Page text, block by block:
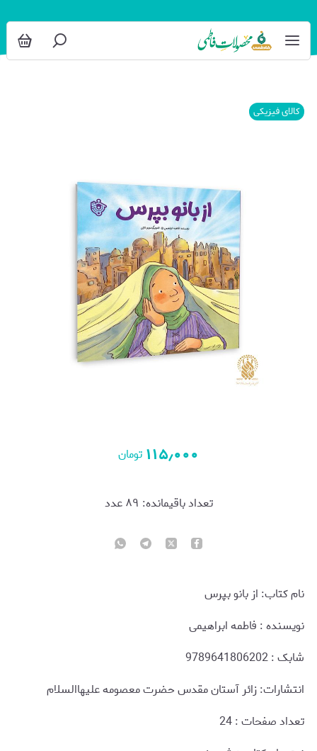
کالای فیزیکی
۱۱۵٫۰۰۰ تومان
تعداد باقیمانده: ۸۹عدد
نام کتاب: از بانو بپرس
نويسنده : فاطمه ابراهیمی
شابک : 9789641806202
انتشارات: زائر آستان مقدس حضرت معصومه علیهاالسلام
تعداد صفحات : 24